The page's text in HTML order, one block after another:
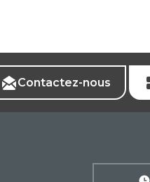
Contactez-nous